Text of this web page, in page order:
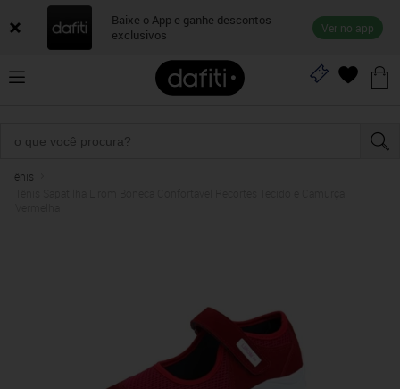
Baixe o App e ganhe descontos
exclusivos
Ver no app
Tênis